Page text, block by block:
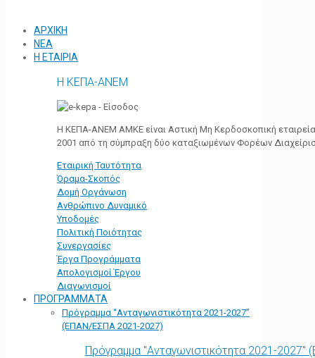
ΑΡΧΙΚΗ
ΝΕΑ
Η ΕΤΑΙΡΙΑ
Η ΚΕΠΑ-ΑΝΕΜ
Η ΚΕΠΑ-ΑΝΕΜ ΑΜΚΕ είναι Αστική Μη Κερδοσκοπική
2001 από τη σύμπραξη δύο καταξιωμένων Φορέων
Εταιρική Ταυτότητα
Όραμα-Σκοπός
Δομή Οργάνωση
Ανθρώπινο Δυναμικό
Υποδομές
Πολιτική Ποιότητας
Συνεργασίες
Έργα Προγράμματα
Απολογισμοί Έργου
Διαγωνισμοί
ΠΡΟΓΡΑΜΜΑΤΑ
Πρόγραμμα “Ανταγωνιστικότητα 2021-2027”
(ΕΠΑΝ/ΕΣΠΑ 2021-2027)
Πρόγραμμα "Ανταγωνιστικότητα 2021-